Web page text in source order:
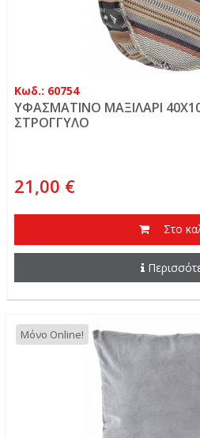
Κωδ.: 60754
ΥΦΑΣΜΑΤΙΝΟ ΜΑΞΙΛΑΡΙ
ΣΤΡΟΓΓΥΛΟ
21,00 €
Στο
Μόνο Online!